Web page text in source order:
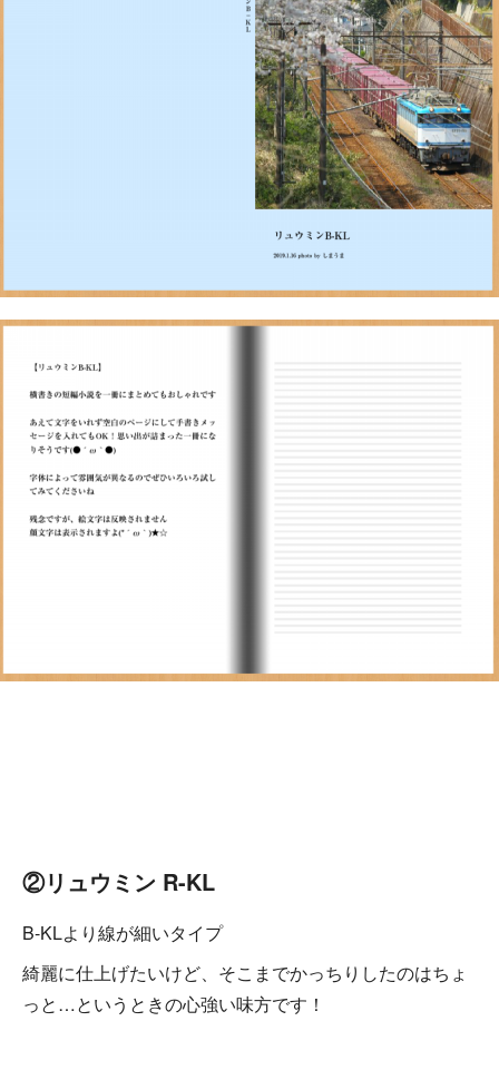
②リュウミン R-KL
B-KLより線が細いタイプ
綺麗に仕上げたいけど、そこまでかっちりしたのはちょ
っと…というときの心強い味方です！